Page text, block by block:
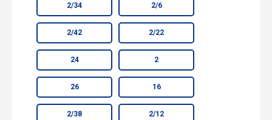
2/34 2/6
2/42 2/22
24 2
26 16
2/38 2/12